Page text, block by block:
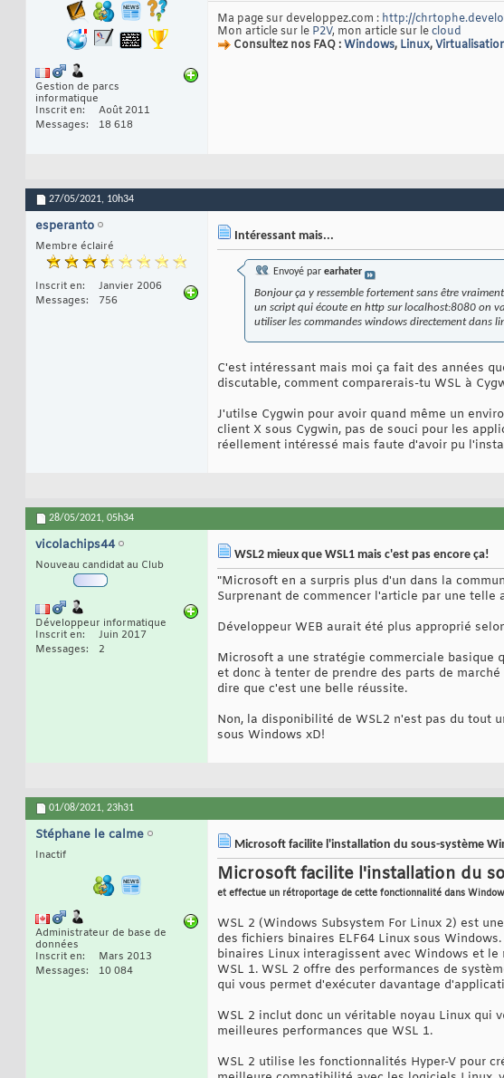
Gestion de parcs
informatique
Inscrit en
Août 2011
Messages
18 618
Ma page sur developpez.com : http://
Mon article sur le P2V, mon article sur lecloud
Consultez nos FAQ :Windows, Linux,
27/05/2021, 10h34
esperanto
Membre éclairé
Inscrit en
Janvier 2006
Messages
756
Intéressant mais...
Envoyé par earhater
Bonjour ça y ressemble fortement sans être
un script qui écoute en http sur localhost:8080 on
utiliser les commandes windows directement dans
C'est intéressant mais moi ça fait des années
discutable, comment comparerais-tu WSL à
J'utilse Cygwin pour avoir quand même un
client X sous Cygwin, pas de souci pour les
réellement intéressé mais faute d'avoir pu
28/05/2021, 05h34
vicolachips44
Nouveau candidat au Club
Développeur informatique
Inscrit en
Juin 2017
Messages
2
WSL2 mieux que WSL1 mais c'est pas encore ça!
"Microsoft en a surpris plus d'un dans la
Surprenant de commencer l'article par une
Développeur WEB aurait été plus approprié
Microsoft a une stratégie commerciale basique
et donc à tenter de prendre des parts de
dire que c'est une belle réussite.
Non, la disponibilité de WSL2 n'est pas du tout
sous Windows xD!
01/08/2021, 23h31
Stéphane le calme
Inactif
Administrateur de base de
données
Inscrit en
Mars 2013
Messages
10 084
Microsoft facilite l'installation du sous-système
Microsoft facilite l'installation du
et effectue un rétroportage de cette fonctionnalité dans
WSL 2 (Windows Subsystem For Linux 2) est
des fichiers binaires ELF64 Linux sous
binaires Linux interagissent avec Windows et
WSL 1. WSL 2 offre des performances de
qui vous permet d'exécuter davantage
WSL 2 inclut donc un véritable noyau Linux qui
meilleures performances que WSL 1.
WSL 2 utilise les fonctionnalités Hyper-V pour